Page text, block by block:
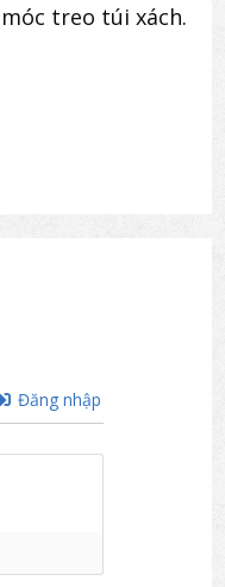
treo túi xách.
Đăng nhập